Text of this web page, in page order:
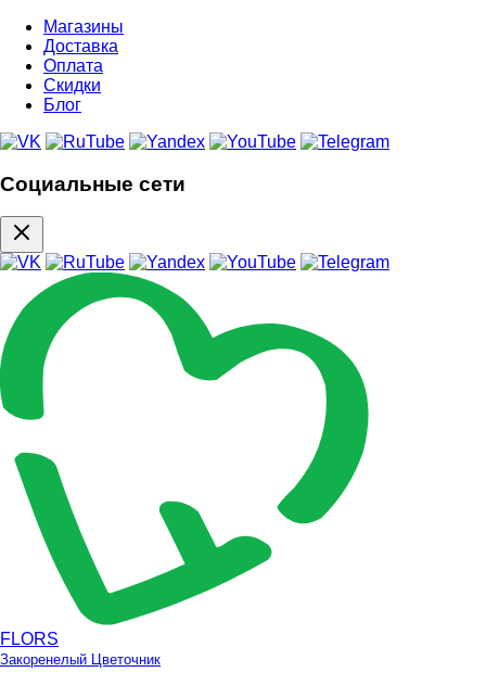
Магазины
Доставка
Оплата
Скидки
Блог
Социальные сети
FLORS
Закоренелый Цветочник